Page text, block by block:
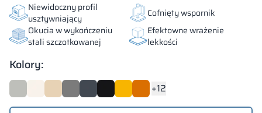
Niewidoczny profil
usztywniający
Cofnięty wspornik
Okucia w wykończeniu
stali szczotkowanej
Efektowne wrażenie
lekkości
Kolory:
+12